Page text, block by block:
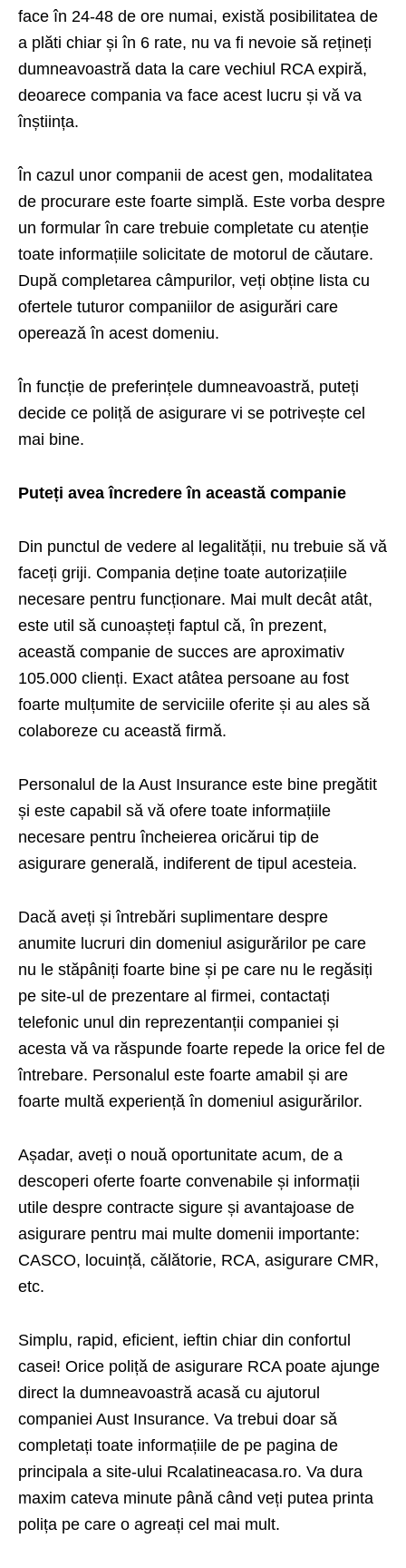
face în 24-48 de ore numai, există posibilitatea de
a plăti chiar și în 6 rate, nu va fi nevoie să rețineți
dumneavoastră data la care vechiul RCA expiră,
deoarece compania va face acest lucru și vă va
înștiința.
În cazul unor companii de acest gen, modalitatea
de procurare este foarte simplă. Este vorba despre
un formular în care trebuie completate cu atenție
toate informațiile solicitate de motorul de căutare.
După completarea câmpurilor, veți obține lista cu
ofertele tuturor companiilor de asigurări care
operează în acest domeniu.
În funcție de preferințele dumneavoastră, puteți
decide ce poliță de asigurare vi se potrivește cel
mai bine.
Puteți avea încredere în această companie
Din punctul de vedere al legalității, nu trebuie să vă
faceți griji. Compania deține toate autorizațiile
necesare pentru funcționare. Mai mult decât atât,
este util să cunoașteți faptul că, în prezent,
această companie de succes are aproximativ
105.000 clienți. Exact atâtea persoane au fost
foarte mulțumite de serviciile oferite și au ales să
colaboreze cu această firmă.
Personalul de la Aust Insurance este bine pregătit
și este capabil să vă ofere toate informațiile
necesare pentru încheierea oricărui tip de
asigurare generală, indiferent de tipul acesteia.
Dacă aveți și întrebări suplimentare despre
anumite lucruri din domeniul asigurărilor pe care
nu le stăpâniți foarte bine și pe care nu le regăsiți
pe site-ul de prezentare al firmei, contactați
telefonic unul din reprezentanții companiei și
acesta vă va răspunde foarte repede la orice fel de
întrebare. Personalul este foarte amabil și are
foarte multă experiență în domeniul asigurărilor.
Așadar, aveți o nouă oportunitate acum, de a
descoperi oferte foarte convenabile și informații
utile despre contracte sigure și avantajoase de
asigurare pentru mai multe domenii importante:
CASCO, locuință, călătorie, RCA, asigurare CMR,
etc.
Simplu, rapid, eficient, ieftin chiar din confortul
casei! Orice poliță de asigurare RCA poate ajunge
direct la dumneavoastră acasă cu ajutorul
companiei Aust Insurance. Va trebui doar să
completați toate informațiile de pe pagina de
principala a site-ului Rcalatineacasa.ro. Va dura
maxim cateva minute până când veți putea printa
polița pe care o agreați cel mai mult.